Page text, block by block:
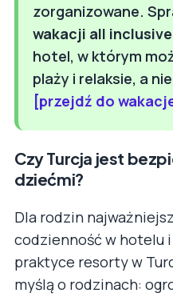
zorganizowane.
wakacji all
hotel, w którym
plaży i relaksie, a
[przejdź do
Czy Turcja jest
dziećmi?
Dla rodzin
codzienność w hotelu
praktyce resorty w
myślą o rodzinach: